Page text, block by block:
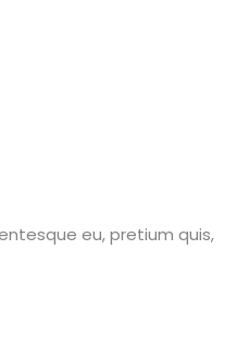
eu, pretium quis,